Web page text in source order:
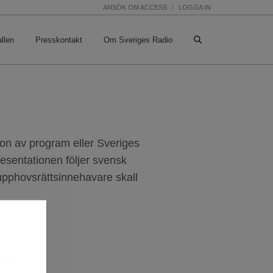
ANSÖK OM ACCESS LOGGA IN
Presskontakt Om Sveriges Radio
av program eller Sveriges
följer svensk
skall